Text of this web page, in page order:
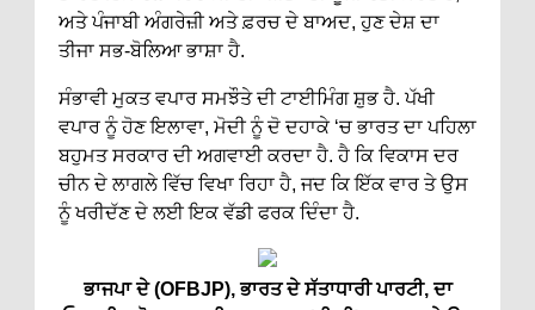
ਅਤੇ ਪੰਜਾਬੀ ਅੰਗਰੇਜ਼ੀ ਅਤੇ ਫ਼ਰਚ ਦੇ ਬਾਅਦ, ਹੁਣ ਦੇਸ਼ ਦਾ
ਤੀਜਾ ਸਭ-ਬੋਲਿਆ ਭਾਸ਼ਾ ਹੈ.
ਸੰਭਾਵੀ ਮੁਕਤ ਵਪਾਰ ਸਮਝੌਤੇ ਦੀ ਟਾਈਮਿੰਗ ਸ਼ੁਭ ਹੈ. ਪੱਖੀ
ਵਪਾਰ ਨੂੰ ਹੋਣ ਇਲਾਵਾ, ਮੋਦੀ ਨੂੰ ਦੋ ਦਹਾਕੇ ‘ਚ ਭਾਰਤ ਦਾ ਪਹਿਲਾ
ਬਹੁਮਤ ਸਰਕਾਰ ਦੀ ਅਗਵਾਈ ਕਰਦਾ ਹੈ. ਹੈ ਕਿ ਵਿਕਾਸ ਦਰ
ਚੀਨ ਦੇ ਲਾਗਲੇ ਵਿੱਚ ਵਿਖਾ ਰਿਹਾ ਹੈ, ਜਦ ਕਿ ਇੱਕ ਵਾਰ ਤੇ ਉਸ
ਨੂੰ ਖਰੀਦੱਣ ਦੇ ਲਈ ਇਕ ਵੱਡੀ ਫਰਕ ਦਿੰਦਾ ਹੈ.
ਭਾਜਪਾ ਦੇ (OFBJP), ਭਾਰਤ ਦੇ ਸੱਤਾਧਾਰੀ ਪਾਰਟੀ, ਦਾ